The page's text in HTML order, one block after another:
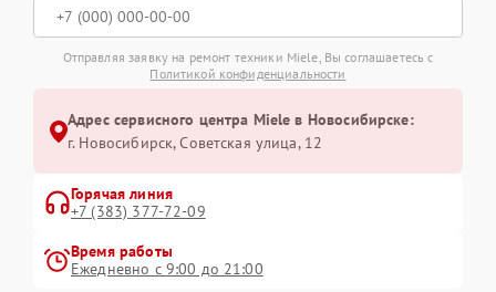
Отправляя заявку на ремонт техники Miele, Вы соглашаетесь с
Политикой конфиденциальности
Адрес сервисного центра Miele в Новосибирске:
г. Новосибирск, Советская улица, 12
Горячая линия
+7 (383) 377-72-09
Время работы
Ежедневно с 9:00 до 21:00